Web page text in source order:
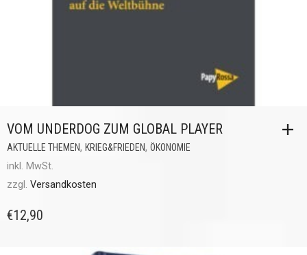
VOM UNDERDOG ZUM GLOBAL PLAYER
AKTUELLE THEMEN, KRIEG&FRIEDEN, ÖKONOMIE
inkl. MwSt.
zzgl. Versandkosten
€12,90